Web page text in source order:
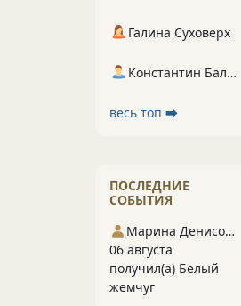
Галина Суховерх
Константин Балухта
весь топ ⮕
ПОСЛЕДНИЕ
СОБЫТИЯ
Марина Денисова 5
06 августа
получил(а) Белый
жемчуг